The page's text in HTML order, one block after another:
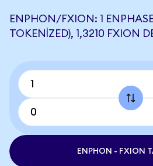
ENPHON/FXION: 1
TOKENIZED), 1,3210 FXION
ENPHON - FXION